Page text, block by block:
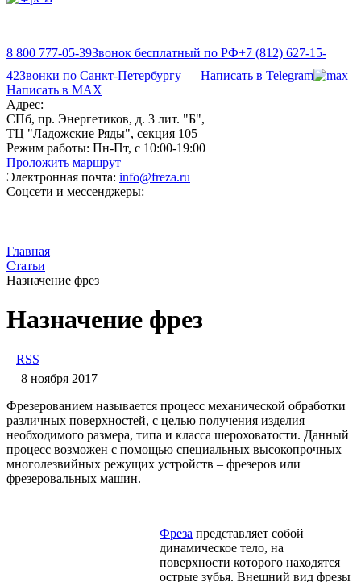
8 800 777-05-39Звонок бесплатный по РФ+7 (812) 627-15-
42Звонки по Санкт-Петербургу
Написать в Telegram
Написать в MAX
Адрес:
СПб, пр. Энергетиков, д. 3 лит. "Б",
ТЦ "Ладожские Ряды", секция 105
Режим работы: Пн-Пт, с 10:00-19:00
Проложить маршрут
Электронная почта: info@freza.ru
Соцсети и мессенджеры:
Главная
Статьи
Назначение фрез
Назначение фрез
RSS
8 ноября 2017
Фрезерованием называется процесс механической обработки
различных поверхностей, с целью получения изделия
необходимого размера, типа и класса шероховатости. Данный
процесс возможен с помощью специальных высокопрочных
многолезвийных режущих устройств – фрезеров или
фрезеровальных машин.
Фреза представляет собой
динамическое тело, на
поверхности которого находятся
острые зубья. Внешний вид фрезы